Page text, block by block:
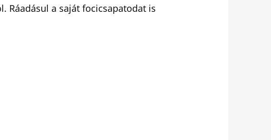
Ráadásul a saját focicsapatodat is